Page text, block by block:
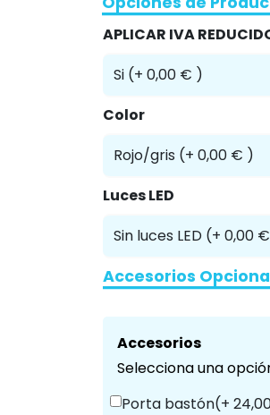
APLICAR IVA
Color
Luces LED
Accesorios
Accesorios
Selecciona una
Porta bastón(+